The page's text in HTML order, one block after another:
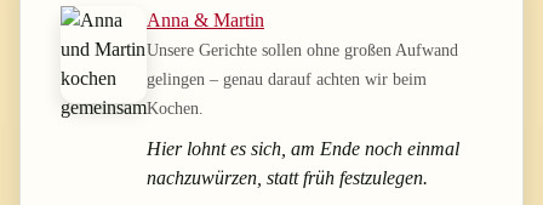
Anna & Martin
Unsere Gerichte sollen ohne großen Aufwand
gelingen – genau darauf achten wir beim
Kochen.
Hier lohnt es sich, am Ende noch einmal
nachzuwürzen, statt früh festzulegen.